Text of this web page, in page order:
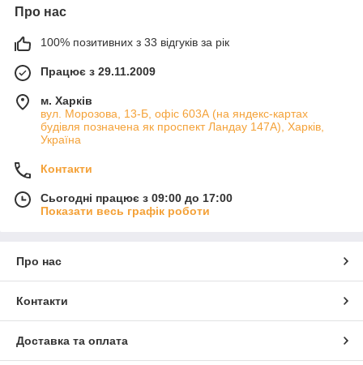
Про нас
100% позитивних з 33 відгуків за рік
Працює з 29.11.2009
м. Харків
вул. Морозова, 13-Б, офіс 603А (на яндекс-картах
будівля позначена як проспект Ландау 147А), Харків,
Україна
Контакти
Сьогодні працює з 09:00 до 17:00
Показати весь графік роботи
Про нас
Контакти
Доставка та оплата